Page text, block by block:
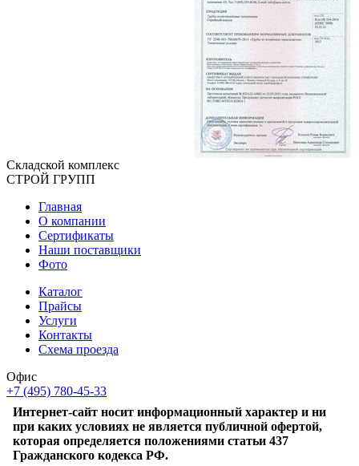
Складской комплекс
СТРОЙ ГРУПП
Главная
О компании
Сертификаты
Наши поставщики
Фото
Каталог
Прайсы
Услуги
Контакты
Схема проезда
Офис
+7 (495) 780-45-33
Интернет-сайт носит информационный характер и ни
при каких условиях не является публичной офертой,
которая определяется положениями статьи 437
Гражданского кодекса РФ.